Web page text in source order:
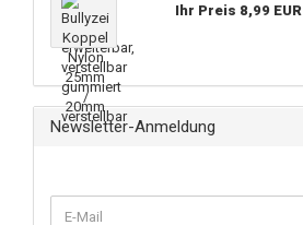
Ihr Preis 8,99 EUR
Newsletter-Anmeldung